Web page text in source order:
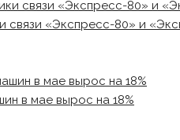
связи «Экспресс-80» и
в мае вырос на 18%